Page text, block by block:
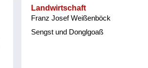
ich selber Hasen gehalten habe. "So
schene Mordoschn! war ein oft
gehörter Ausruf Die Bienen oder die
Landwirtschaft
Franz Josef Weißenböck
Sengst und Donglgoaß